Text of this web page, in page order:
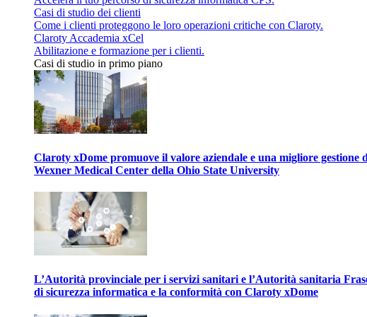
Casi di studio dei clienti
Come i clienti proteggono le loro operazioni critiche con Claroty.
Claroty Accademia xCel
Abilitazione e formazione per i clienti.
Casi di studio in primo piano
Claroty xDome promuove il valore aziendale e una migliore gestione
Wexner Medical Center della Ohio State University
L’Autorità provinciale per i servizi sanitari e l’Autorità sanitaria
di sicurezza informatica e la conformità con Claroty xDome